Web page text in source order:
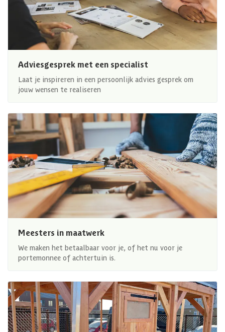
Adviesgesprek met een specialist
Laat je inspireren in een persoonlijk advies gesprek om
jouw wensen te realiseren
Meesters in maatwerk
We maken het betaalbaar voor je, of het nu voor je
portemonnee of achtertuin is.